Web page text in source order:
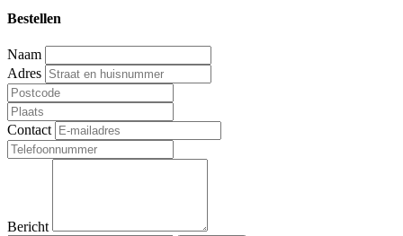
Bestellen
Naam
Adres
Contact
Bericht